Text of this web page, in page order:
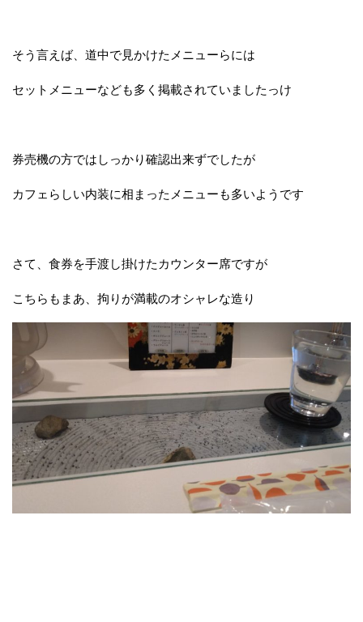
そう言えば、道中で見かけたメニューらには
セットメニューなども多く掲載されていましたっけ
券売機の方ではしっかり確認出来ずでしたが
カフェらしい内装に相まったメニューも多いようです
さて、食券を手渡し掛けたカウンター席ですが
こちらもまあ、拘りが満載のオシャレな造り